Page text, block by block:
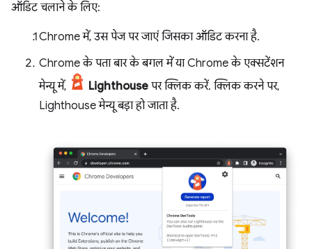
ऑडिट चलाने के लिए:
Chrome में, उस पेज पर जाएं जिसका ऑडिट करना है.
Chrome के पता बार के बगल में या Chrome के एक्सटेंशन
मेन्यू में,
Lighthouse पर क्लिक करें. क्लिक करने पर,
Lighthouse मेन्यू बड़ा हो जाता है.